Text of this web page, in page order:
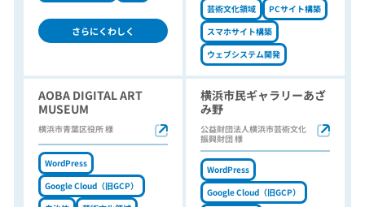
さらにくわしく
芸術文化領域
PCサイト構築
スマホサイト構築
ウェブシステム開発
AOBA DIGITAL ART
MUSEUM
横浜市青葉区役所 様
WordPress
Google Cloud（旧GCP）
横浜市民ギャラリーあざ
み野
公益財団法人横浜市芸術文化
振興財団 様
WordPress
Google Cloud（旧GCP）